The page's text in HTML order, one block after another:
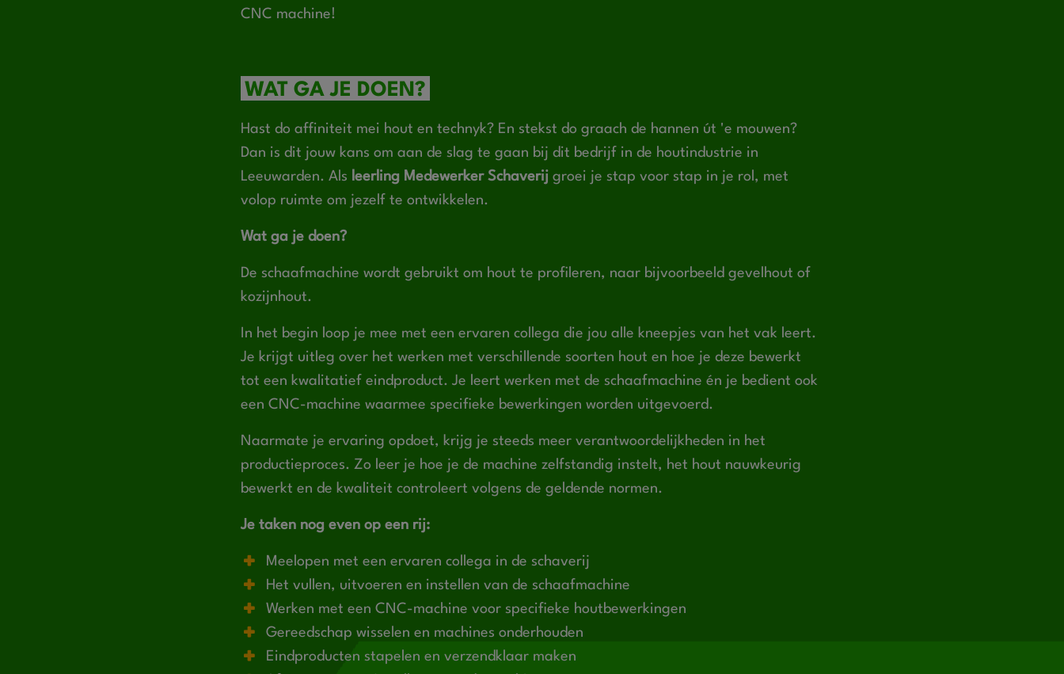
CNC machine!
WAT GA JE DOEN?
Hast do affiniteit mei hout en technyk? En stekst do graach de hannen út 'e mouwen?
Dan is dit jouw kans om aan de slag te gaan bij dit bedrijf in de houtindustrie in
Leeuwarden. Als leerling Medewerker Schaverij groei je stap voor stap in je rol, met
volop ruimte om jezelf te ontwikkelen.
Wat ga je doen?
De schaafmachine wordt gebruikt om hout ​ te profileren, naar bijvoorbeeld gevelhout of
kozijnhout.
In het begin loop je mee met een ervaren collega die jou alle kneepjes van het vak leert.
Je krijgt uitleg over het werken met verschillende soorten hout en hoe je deze bewerkt
tot een kwalitatief eindproduct. Je leert werken met de schaafmachine én je bedient ook
een CNC-machine waarmee specifieke bewerkingen worden uitgevoerd.
Naarmate je ervaring opdoet, krijg je steeds meer verantwoordelijkheden in het
productieproces. Zo leer je hoe je de machine zelfstandig instelt, het hout nauwkeurig
bewerkt en de kwaliteit controleert volgens de geldende normen.
Je taken nog even op een rij:
Meelopen met een ervaren collega in de schaverij
Het vullen, uitvoeren en instellen van de schaafmachine
Werken met een CNC-machine voor specifieke houtbewerkingen
Gereedschap wisselen en machines onderhouden
Eindproducten stapelen en verzendklaar maken